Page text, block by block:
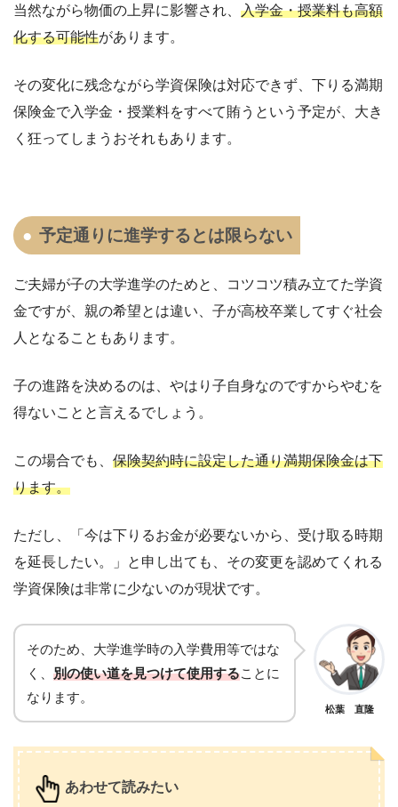
当然ながら物価の上昇に影響され、 入学金・授業料も高額
化する可能性があります。
その変化に残念ながら学資保険は対応できず、下りる満期
保険金で入学金・授業料をすべて賄うという予定が、大き
く狂ってしまうおそれもあります。
予定通りに進学するとは限らない
ご夫婦が子の大学進学のためと、コツコツ積み立てた学資
金ですが、親の希望とは違い、子が高校卒業してすぐ社会
人となることもあります。
子の進路を決めるのは、やはり子自身なのですからやむを
得ないことと言えるでしょう。
この場合でも、 保険契約時に設定した通り満期保険金は下
ります。
ただし、「今は下りるお金が必要ないから、受け取る時期
を延長したい。」と申し出ても、その変更を認めてくれる
学資保険は非常に少ないのが現状です。
そのため、大学進学時の入学費用等ではな
く、 別の使い道を見つけて使用することに
なります。
松葉 直隆
あわせて読みたい